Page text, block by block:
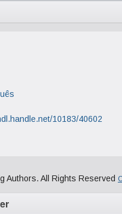
10183/40602
Authors. All Rights Reserved